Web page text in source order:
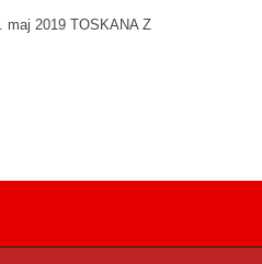
maj 2019 TOSKANA Z